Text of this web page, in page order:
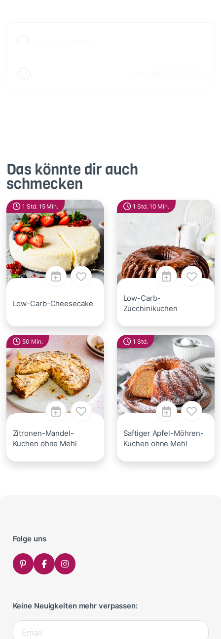
Das könnte dir auch
schmecken
1 Std. 15 Min.
Low-Carb-Cheesecake
1 Std. 10 Min.
Low-Carb-
Zucchinikuchen
50 Min.
Zitronen-Mandel-
Kuchen ohne Mehl
1 Std.
Saftiger Apfel-Möhren-
Kuchen ohne Mehl
Folge uns
Keine Neuigkeiten mehr verpassen: